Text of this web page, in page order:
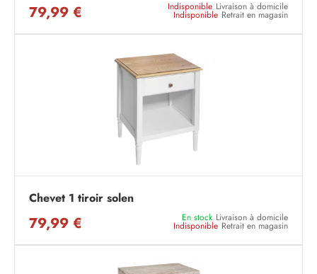
79,99 € Indisponible Livraison à domicile
Indisponible Retrait en magasin
Chevet 1 tiroir solen
79,99 € En stock Livraison à domicile
Indisponible Retrait en magasin